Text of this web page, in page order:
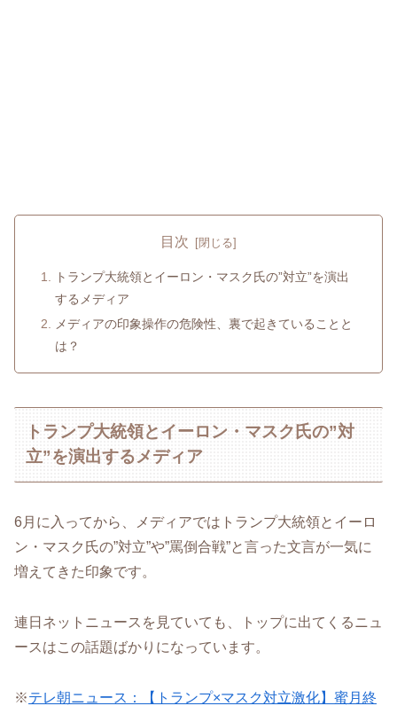
目次
トランプ大統領とイーロン・マスク氏の”対立”を演出
するメディア
メディアの印象操作の危険性、裏で起きていることと
は？
トランプ大統領とイーロン・マスク氏の”対
立”を演出するメディア
6月に入ってから、メディアではトランプ大統領とイーロ
ン・マスク氏の”対立”や”罵倒合戦”と言った文言が一気に
増えてきた印象です。
連日ネットニュースを見ていても、トップに出てくるニュ
ースはこの話題ばかりになっています。
※テレ朝ニュース：【トランプ×マスク対立激化】蜜月終